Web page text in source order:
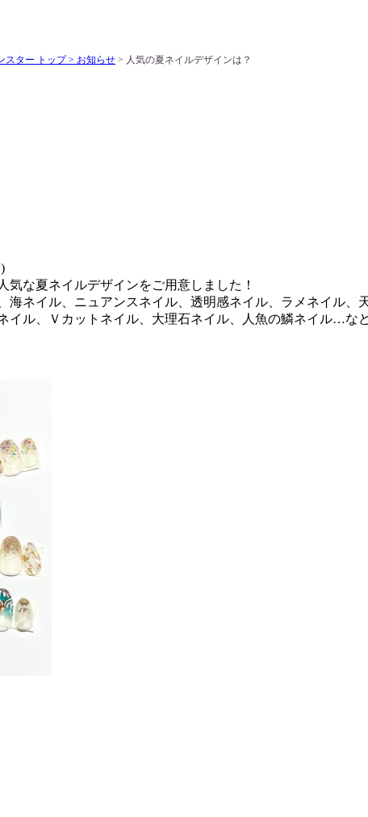
スター トップ > お知らせ > 人気の夏ネイルデザインは？
な夏ネイルデザインをご用意しました！
ネイル、ニュアンスネイル、透明感ネイル、ラメネイル
イル、Ｖカットネイル、大理石ネイル、人魚の鱗ネイル…な